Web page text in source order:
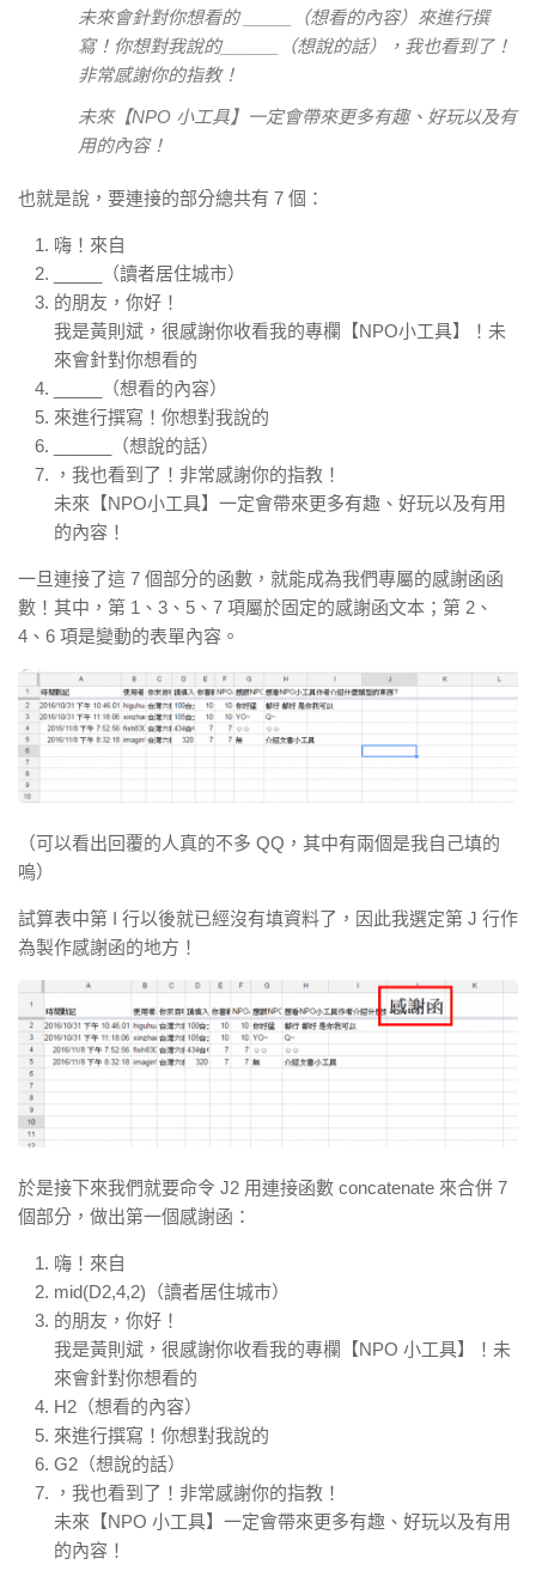
未來會針對你想看的 _____（想看的內容）來進行撰
寫！你想對我說的______（想說的話），我也看到了！
非常感謝你的指教！
未來【NPO 小工具】一定會帶來更多有趣、好玩以及有
用的內容！
也就是說，要連接的部分總共有 7 個：
嗨！來自
_____（讀者居住城市）
的朋友，你好！
我是黃則斌，很感謝你收看我的專欄【NPO小工具】！未
來會針對你想看的
_____（想看的內容）
來進行撰寫！你想對我說的
______（想說的話）
，我也看到了！非常感謝你的指教！
未來【NPO小工具】一定會帶來更多有趣、好玩以及有用
的內容！
一旦連接了這 7 個部分的函數，就能成為我們專屬的感謝函函
數！其中， 第 1、3、5、7 項屬於固定的感謝函文本；第 2、
4、6 項是變動的表單內容。
（可以看出回覆的人真的不多 QQ，其中有兩個是我自己填的
嗚）
試算表中第 I 行以後就已經沒有填資料了，因此我選定第 J 行作
為製作感謝函的地方！
於是接下來我們就要命令 J2 用連接函數 concatenate 來合併 7
個部分，做出第一個感謝函：
嗨！來自
mid(D2,4,2)（讀者居住城市）
的朋友，你好！
我是黃則斌，很感謝你收看我的專欄【NPO 小工具】！未
來會針對你想看的
H2（想看的內容）
來進行撰寫！你想對我說的
G2（想說的話）
，我也看到了！非常感謝你的指教！
未來【NPO 小工具】一定會帶來更多有趣、好玩以及有用
的內容！